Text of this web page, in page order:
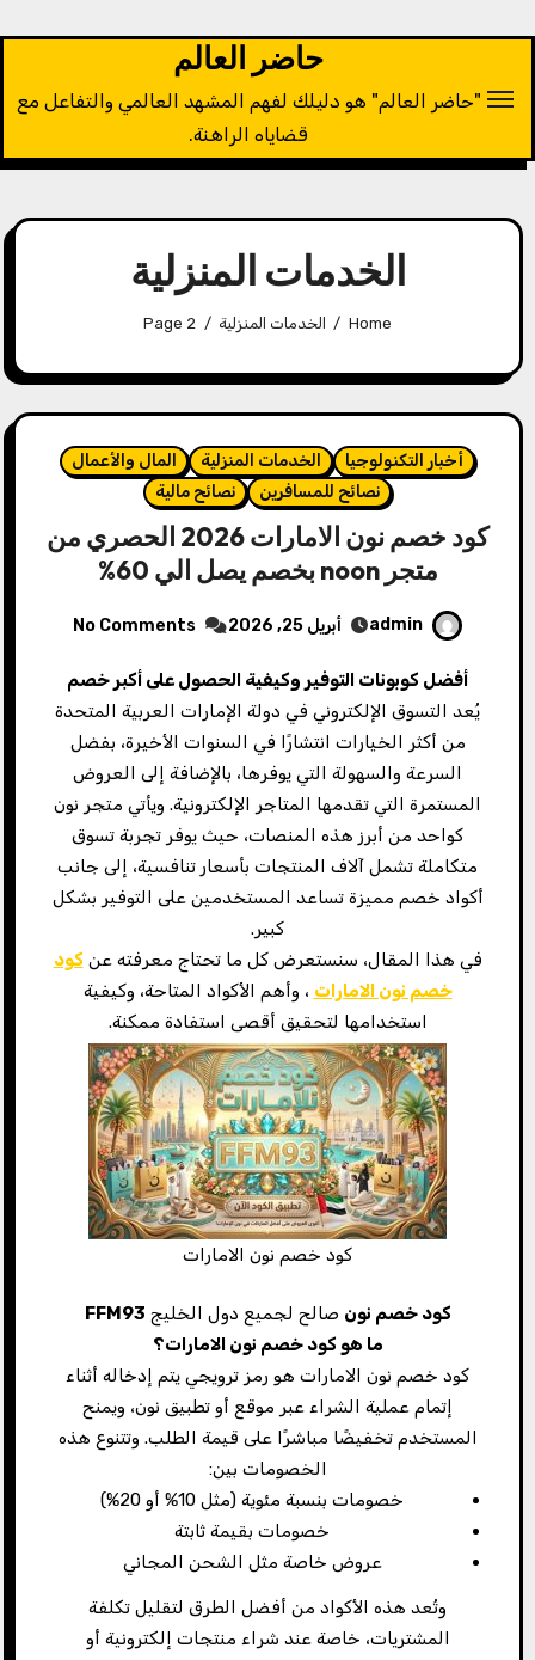
حاضر العالم
"حاضر العالم" هو دليلك لفهم المشهد العالمي والتفاعل مع
قضاياه الراهنة.
الخدمات المنزلية
Home الخدمات المنزلية Page 2
أخبار التكنولوجيا الخدمات المنزلية
المال والأعمال
نصائح للمسافرين
نصائح مالية
كود خصم نون الامارات 2026 الحصري من
متجر noon بخصم يصل الي 60%
admin أبريل 25, 2026 No Comments
أفضل كوبونات التوفير وكيفية الحصول على أكبر خصم
يُعد التسوق الإلكتروني في دولة الإمارات العربية المتحدة
من أكثر الخيارات انتشارًا في السنوات الأخيرة، بفضل
السرعة والسهولة التي يوفرها، بالإضافة إلى العروض
المستمرة التي تقدمها المتاجر الإلكترونية. ويأتي متجر نون
كواحد من أبرز هذه المنصات، حيث يوفر تجربة تسوق
متكاملة تشمل آلاف المنتجات بأسعار تنافسية، إلى جانب
أكواد خصم مميزة تساعد المستخدمين على التوفير بشكل
كبير.
في هذا المقال، سنستعرض كل ما تحتاج معرفته عن كود
خصم نون الامارات ، وأهم الأكواد المتاحة، وكيفية
استخدامها لتحقيق أقصى استفادة ممكنة.
كود خصم نون الامارات
كود خصم نون صالح لجميع دول الخليج FFM93
ما هو كود خصم نون الامارات؟
كود خصم نون الامارات هو رمز ترويجي يتم إدخاله أثناء
إتمام عملية الشراء عبر موقع أو تطبيق نون، ويمنح
المستخدم تخفيضًا مباشرًا على قيمة الطلب. وتتنوع هذه
الخصومات بين:
خصومات بنسبة مئوية (مثل 10% أو 20%)
خصومات بقيمة ثابتة
عروض خاصة مثل الشحن المجاني
وتُعد هذه الأكواد من أفضل الطرق لتقليل تكلفة
المشتريات، خاصة عند شراء منتجات إلكترونية أو